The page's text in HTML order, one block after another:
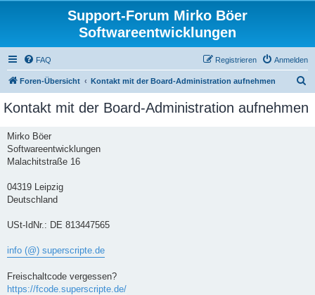
Support-Forum Mirko Böer
Softwareentwicklungen
FAQ Anmelden
Registrieren
Foren-Übersicht Kontakt mit der Board-Administration aufnehmen
c
Kontakt mit der Board-Administration aufnehmen
Mirko Böer
Softwareentwicklungen
Malachitstraße 16
04319 Leipzig
Deutschland
USt-IdNr.: DE 813447565
info (@) superscripte.de
Freischaltcode vergessen?
https://fcode.superscripte.de/